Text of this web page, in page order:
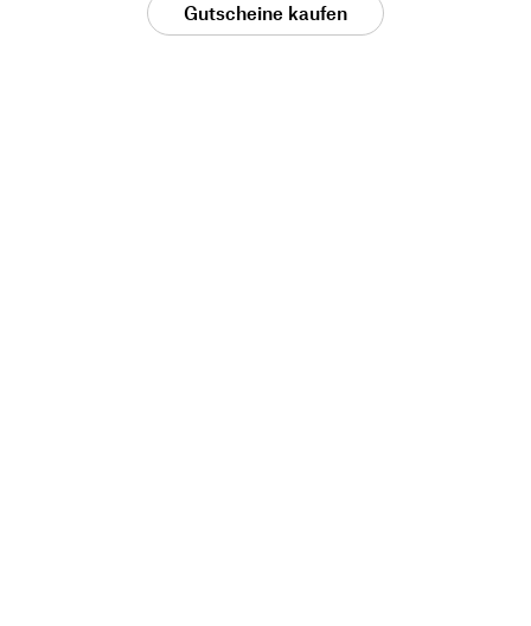
Gutscheine kaufen